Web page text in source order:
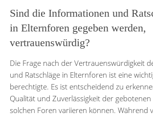
Sind die Informationen und
in Elternforen gegeben werden,
vertrauenswürdig?
Die Frage nach der Vertrauenswürdigkeit
und Ratschläge in Elternforen ist eine
berechtigte. Es ist entscheidend zu
Qualität und Zuverlässigkeit der gebotenen
solchen Foren variieren können. Während